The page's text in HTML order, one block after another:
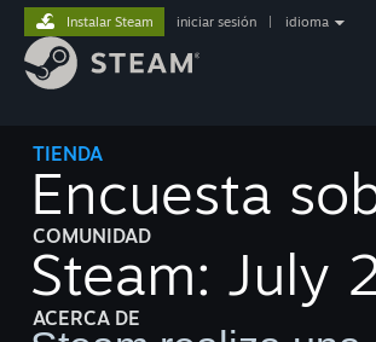
TIENDA
COMUNIDAD
ACERCA DE
Instalar Steam iniciar sesión idioma
Encuesta
Steam: July